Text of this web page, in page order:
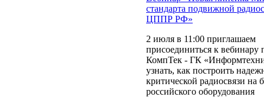
стандарта подвижной
ЦППР РФ»
2 июля в 11:00 приглашаем
присоединиться к вебинару
КомпТек - ГК
узнать, как построить
критической радиосвязи на
российского оборудования